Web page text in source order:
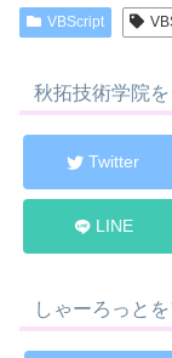
VBScript
秋拓技術学院を
Twitter
LINE
しゃーろっと